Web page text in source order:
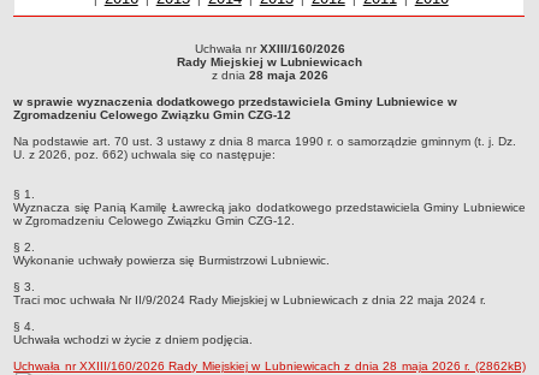
Współpraca zagraniczna
AKTUALNOŚCI I OBWIESZCZENIA
Aktualności
Drogi
Energia elektryczna
Wodociągi - ocena jakości wody
Uchwała nr XXIII/160/2026Rady Miejskiej w Lubniewicachz dnia 28 maja 2026w
sprawie wyznaczenia dodatkowego przedstawiciela Gminy Lubniewice w
z dnia 8 marca 1990 r. o samorządzie gminnym (t. j. Dz. U. z 2026, poz. 662)
uchwala się co następuje:
Uchwała nrXXIII/160/2026
Rady Miejskiej w Lubniewicach
z dnia 28 maja 2026
w sprawie wyznaczenia dodatkowego przedstawiciela Gminy Lubniewice w
Zgromadzeniu Celowego Związku Gmin CZG-12
Na podstawie art. 70 ust. 3 ustawy z dnia 8 marca 1990 r. o samorządzie gminnym (t. j. Dz.
U. z 2026, poz. 662) uchwala się co następuje:
§ 1.
Wyznacza się Panią Kamilę Ławrecką jako dodatkowego przedstawiciela Gminy Lubniewice
w Zgromadzeniu Celowego Związku Gmin CZG-12.
§ 2.
Wykonanie uchwały powierza się Burmistrzowi Lubniewic.
§ 3.
Traci moc uchwała Nr II/9/2024 Rady Miejskiej w Lubniewicach z dnia 22 maja 2024 r.
§ 4.
Uchwała wchodzi w życie z dniem podjęcia.
Uchwała nr XXIII/160/2026 Rady Miejskiej w Lubniewicach z dnia 28 maja 2026 r. (2862kB)